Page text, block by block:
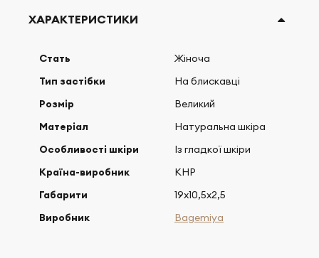
ХАРАКТЕРИСТИКИ
Стать
Жіноча
Тип застібки
На блискавці
Розмір
Великий
Матеріал
Натуральна шкіра
Особливості шкіри
Із гладкої шкіри
Країна-виробник
КНР
Габарити
19х10,5х2,5
Виробник
Bagemiya